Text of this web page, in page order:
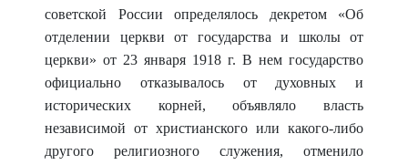
советской России определялось декретом «Об
отделении церкви от государства и школы от
церкви» от 23 января 1918 г. В нем государство
официально отказывалось от духовных и
исторических корней, объявляло власть
независимой от христианского или какого-либо
другого религиозного служения, отменило